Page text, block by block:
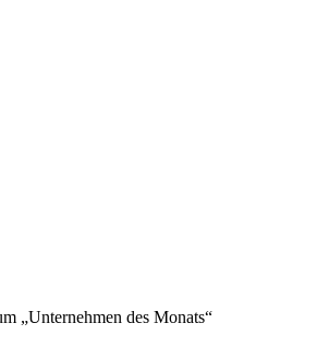
„Unternehmen des Monats“